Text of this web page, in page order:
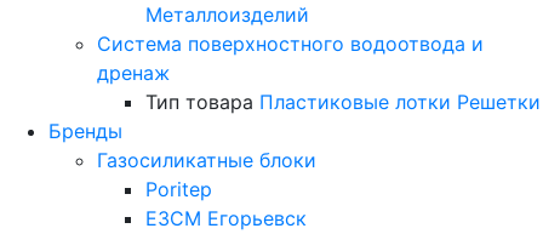
Металлоизделий
Система поверхностного водоотвода и
дренаж
Тип товара Пластиковые лотки Решетки
Бренды
Газосиликатные блоки
Poritep
ЕЗСМ Егорьевск